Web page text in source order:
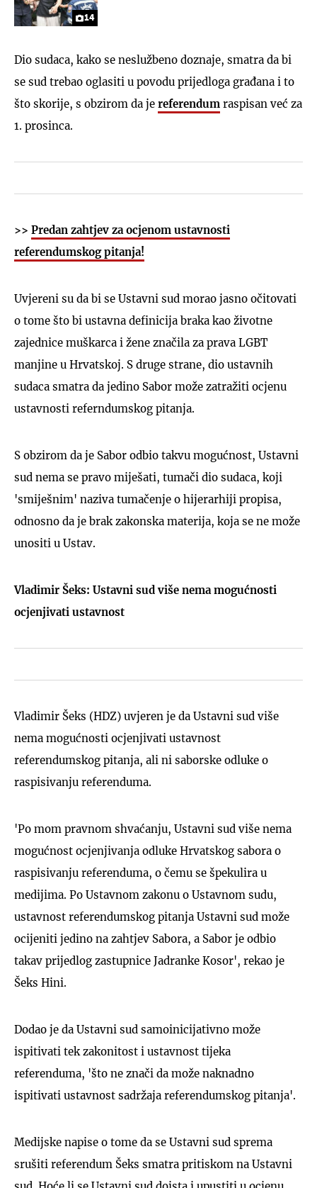
14
Dio sudaca, kako se neslužbeno doznaje, smatra da bi
se sud trebao oglasiti u povodu prijedloga građana i to
što skorije, s obzirom da je referendum raspisan već za
1. prosinca.
>> Predan zahtjev za ocjenom ustavnosti
referendumskog pitanja!
Uvjereni su da bi se Ustavni sud morao jasno očitovati
o tome što bi ustavna definicija braka kao životne
zajednice muškarca i žene značila za prava LGBT
manjine u Hrvatskoj. S druge strane, dio ustavnih
sudaca smatra da jedino Sabor može zatražiti ocjenu
ustavnosti referndumskog pitanja.
S obzirom da je Sabor odbio takvu mogućnost, Ustavni
sud nema se pravo miješati, tumači dio sudaca, koji
'smiješnim' naziva tumačenje o hijerarhiji propisa,
odnosno da je brak zakonska materija, koja se ne može
unositi u Ustav.
Vladimir Šeks: Ustavni sud više nema mogućnosti
ocjenjivati ustavnost
Vladimir Šeks (HDZ) uvjeren je da Ustavni sud više
nema mogućnosti ocjenjivati ustavnost
referendumskog pitanja, ali ni saborske odluke o
raspisivanju referenduma.
'Po mom pravnom shvaćanju, Ustavni sud više nema
mogućnost ocjenjivanja odluke Hrvatskog sabora o
raspisivanju referenduma, o čemu se špekulira u
medijima. Po Ustavnom zakonu o Ustavnom sudu,
ustavnost referendumskog pitanja Ustavni sud može
ocijeniti jedino na zahtjev Sabora, a Sabor je odbio
takav prijedlog zastupnice Jadranke Kosor', rekao je
Šeks Hini.
Dodao je da Ustavni sud samoinicijativno može
ispitivati tek zakonitost i ustavnost tijeka
referenduma, 'što ne znači da može naknadno
ispitivati ustavnost sadržaja referendumskog pitanja'.
Medijske napise o tome da se Ustavni sud sprema
srušiti referendum Šeks smatra pritiskom na Ustavni